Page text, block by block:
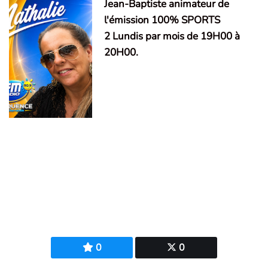
0 0
Jean-Baptiste animateur de
l'émission 100% SPORTS
2 Lundis par mois de 19H00 à
20H00.